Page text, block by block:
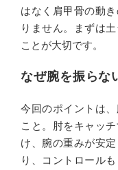
はなく肩甲骨の動
りません。まずは
ことが大切です。
なぜ腕を振らな
今回のポイントは
こと。肘をキャッ
け、腕の重みが安
り、コントロール